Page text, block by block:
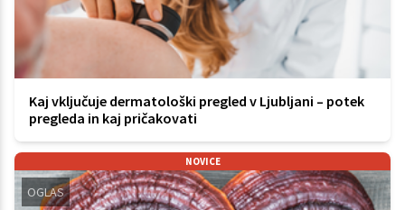
Kaj vključuje dermatološki pregled v Ljubljani – potek
pregleda in kaj pričakovati
NOVICE
OGLAS